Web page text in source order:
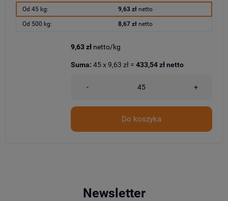
Od 45 kg:
9,63 złnetto
Od 500 kg: 8,67 złnetto
9,63 zł netto/kg
- +
Do koszyka
Suma: 45x9,63 zł = 433,54 złnetto
Newsletter